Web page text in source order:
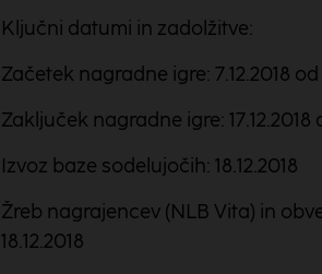
Ključni datumi in zadolžitve:
Začetek nagradne igre: 7.12.2018 od
Zaključek nagradne igre:
Izvoz baze sodelujočih: 18.12.2018
Žreb nagrajencev (NLB Vita) in
18.12.2018